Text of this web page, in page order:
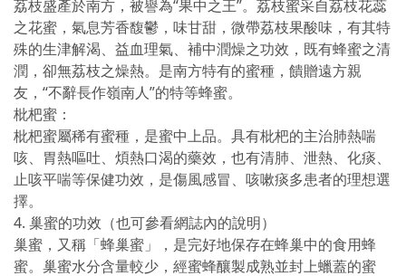
荔枝盛產於南方，被譽為“果中之王”。荔枝蜜采自荔枝花蕊
之花蜜，氣息芳香馥鬱，味甘甜，微帶荔枝果酸味，有其特
殊的生津解渴、益血理氣、補中潤燥之功效，既有蜂蜜之清
潤，卻無荔枝之燥熱。是南方特有的蜜種，饋贈遠方親
友，“不辭長作嶺南人”的特等蜂蜜。
枇杷蜜：
枇杷蜜屬稀有蜜種，是蜜中上品。具有枇杷的主治肺熱喘
咳、胃熱嘔吐、煩熱口渴的藥效，也有清肺、泄熱、化痰、
止咳平喘等保健功效，是傷風感冒、咳嗽痰多患者的理想選
擇。
4. 巢蜜的功效（也可參看網誌內的說明）
巢蜜，又稱「蜂巢蜜」，是完好地保存在蜂巢中的食用蜂
蜜。巢蜜水分含量較少，經蜜蜂釀製成熟並封上蠟蓋的蜜